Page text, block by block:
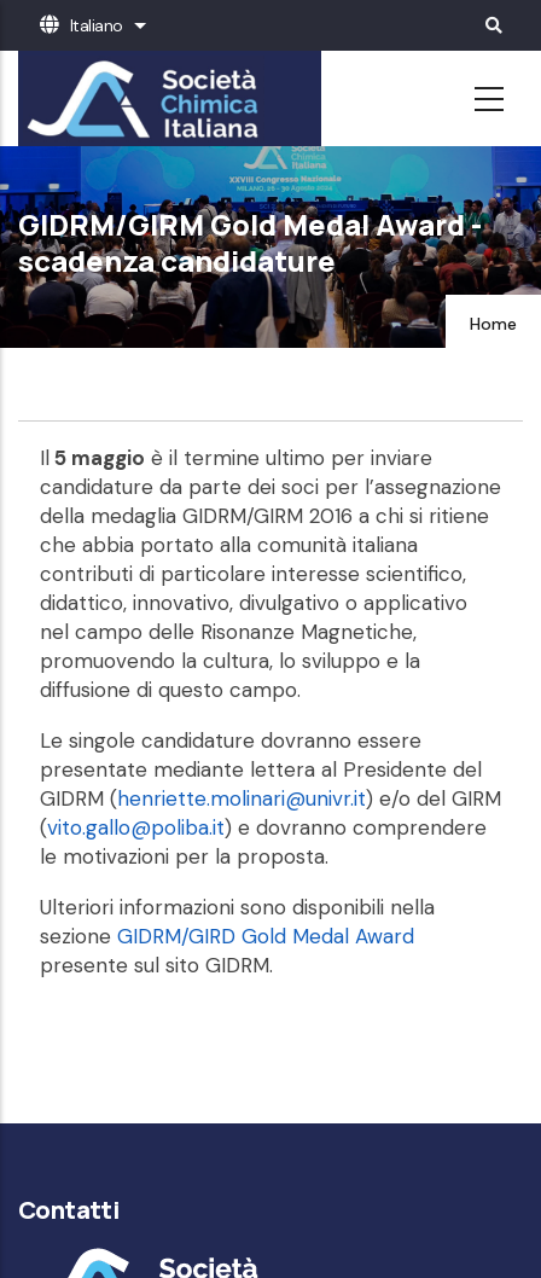
Salta
contenuto
principale
Italiano Mostra ulteriori azioni
GIDRM/GIRM Gold Medal Award -
scadenza candidature
Home
Il5 maggio è il termine ultimo per inviare
candidature da parte dei soci per l’assegnazione
della medaglia GIDRM/GIRM 2016 a chi si ritiene
che abbia portato alla comunità italiana
contributi di particolare interesse scientifico,
didattico, innovativo, divulgativo o applicativo
nel campo delle Risonanze Magnetiche,
promuovendo la cultura, lo sviluppo e la
diffusione di questo campo.
Le singole candidature dovranno essere
presentate mediante lettera al Presidente del
GIDRM (henriette.molinari@univr.it) e/o del GIRM
(vito.gallo@poliba.it) e dovranno comprendere
le motivazioni per la proposta.
Ulteriori informazioni sono disponibili nella
sezione GIDRM/GIRD Gold Medal Award
presente sul sito GIDRM.
Contatti